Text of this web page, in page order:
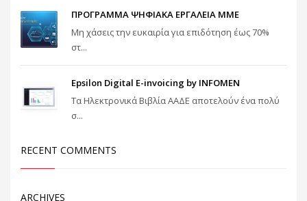
ΠΡΟΓΡΑΜΜΑ ΨΗΦΙΑΚΑ ΕΡΓΑΛΕΙΑ ΜΜΕ
Μη χάσεις την ευκαιρία για επιδότηση έως 70%
στ...
Epsilon Digital E-invoicing by INFOMEN
Τα Ηλεκτρονικά Βιβλία ΑΑΔΕ αποτελούν ένα πολύ
σ...
RECENT COMMENTS
ARCHIVES